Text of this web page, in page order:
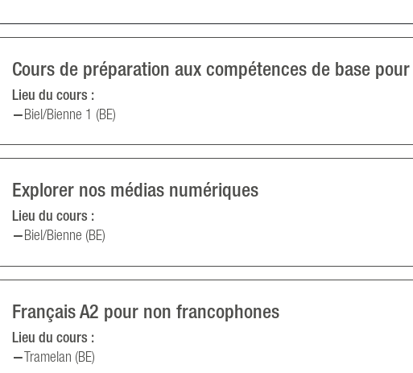
Cours de préparation aux compétences de base
Lieu du cours :
Biel/Bienne 1 (BE)
Explorer nos médias numériques
Lieu du cours :
Biel/Bienne (BE)
Français A2 pour non francophones
Lieu du cours :
Tramelan (BE)